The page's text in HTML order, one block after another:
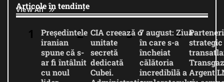
Articole în tendințe
View All
Președintele
iranian
spune că s-
ar fi întâlnit
cu noul
CIA creează o
unitate
secretă
dedicată
Cubei.
7 august: Ziua
în care s-a
încheiat
călătoria
incredibilă a
strategic
Argent